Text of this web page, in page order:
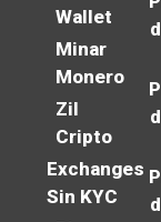
Wallet
Minar
Monero
Zil
Cripto
Exchanges
Sin KYC